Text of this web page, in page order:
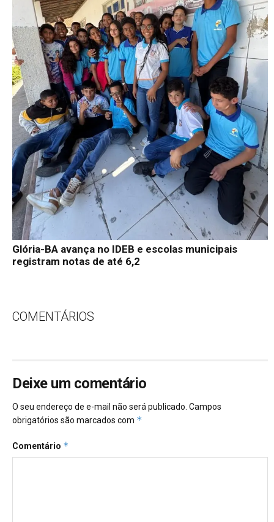
Glória-BA avança no IDEB e escolas municipais
registram notas de até 6,2
COMENTÁRIOS
Deixe um comentário
O seu endereço de e-mail não será publicado. Campos
obrigatórios são marcados com *
Comentário *